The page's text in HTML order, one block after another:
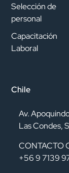
Selección de
personal
Capacitación
Laboral
Chile
Av.
Las Condes,
CONTACTO
+56 9 7139